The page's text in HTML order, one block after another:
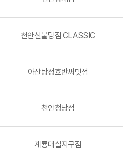
천안신불당점 CLASSIC
아산탕정호반써밋점
천안청당점
계룡대실지구점